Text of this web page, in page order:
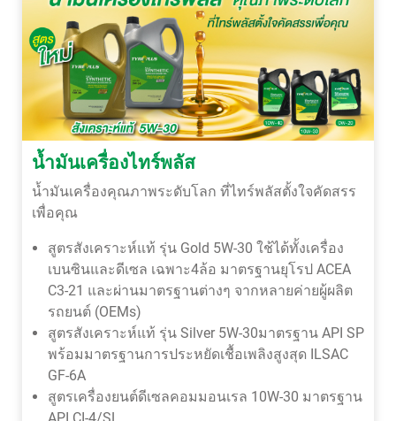
น้ำมันเครื่องไทร์พลัส
น้ำมันเครื่องคุณภาพระดับโลก ที่ไทร์พลัสตั้งใจคัดสรร
เพื่อคุณ
สูตรสังเคราะห์แท้ รุ่น Gold 5W-30 ใช้ได้ทั้งเครื่อง
เบนซินและดีเซล เฉพาะ4ล้อ มาตรฐานยุโรป ACEA
C3-21 และผ่านมาตรฐานต่างๆ จากหลายค่ายผู้ผลิต
รถยนต์ (OEMs)
สูตรสังเคราะห์แท้ รุ่น Silver 5W-30มาตรฐาน API SP
พร้อมมาตรฐานการประหยัดเชื้อเพลิงสูงสุด ILSAC
GF-6A
สูตรเครื่องยนต์ดีเซลคอมมอนเรล 10W-30 มาตรฐาน